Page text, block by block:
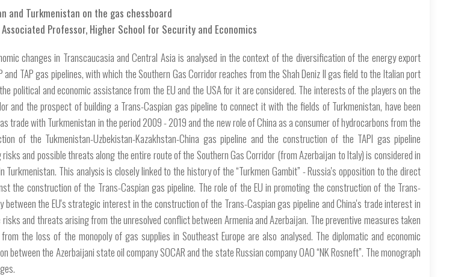
and Turkmenistan on the gas chessboard
Associated Professor, Higher School for Security and Economics
changes in Transcaucasia and Central Asia is analysed in the context of the diversification of the energy export
TAP gas pipelines, with which the Southern Gas Corridor reaches from the Shah Deniz II gas field to the Italian port
political and economic assistance from the EU and the USA for it are considered. The interests of the players on the
and the prospect of building a Trans-Caspian gas pipeline to connect it with the fields of Turkmenistan, have been
trade with Turkmenistan in the period 2009 - 2019 and the new role of China as a consumer of hydrocarbons from the
of the Tukmenistan-Uzbekistan-Kazakhstan-China gas pipeline and the construction of the TAPI gas pipeline
and possible threats along the entire route of the Southern Gas Corridor (from Azerbaijan to Italy) is considered in
This analysis is closely linked to the history of the “Turkmen Gambit” - Russia's opposition to the direct
the construction of the Trans-Caspian gas pipeline. The role of the EU in promoting the construction of the Trans-
the EU's strategic interest in the construction of the Trans-Caspian gas pipeline and China's trade interest in
and threats arising from the unresolved conflict between Armenia and Azerbaijan. The preventive measures taken
the loss of the monopoly of gas supplies in Southeast Europe are also analysed. The diplomatic and economic
the Azerbaijani state oil company SOCAR and the state Russian company OAO “NK Rosneft”. The monograph